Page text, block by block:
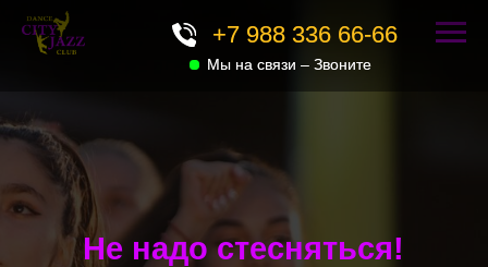
Мы на связи – Звоните
+7 988 336 66-66
Мы на связи – Звоните
+7 988 336 66-66
Не надо стесняться!